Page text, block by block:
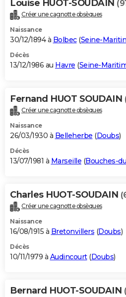
Louise HUOT-SOUDAIN
Créer une cagnotte obsèques
Naissance
30/12/1894 à Bolbec(Seine-
Décès
13/12/1986 au Havre (Seine-
Fernand HUOT SOUDAIN
Créer une cagnotte obsèques
Naissance
26/03/1930 à Belleherbe (Doubs)
Décès
13/07/1981 à Marseille (Bouches-
Charles HUOT-SOUDAIN
Créer une cagnotte obsèques
Naissance
16/08/1915 à Bretonvillers (Doubs)
Décès
10/11/1979 à Audincourt(Doubs)
Bernard HUOT-SOUDAIN